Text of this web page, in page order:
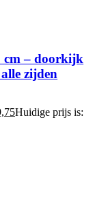
cm – doorkijk
zijden
Huidige prijs is: